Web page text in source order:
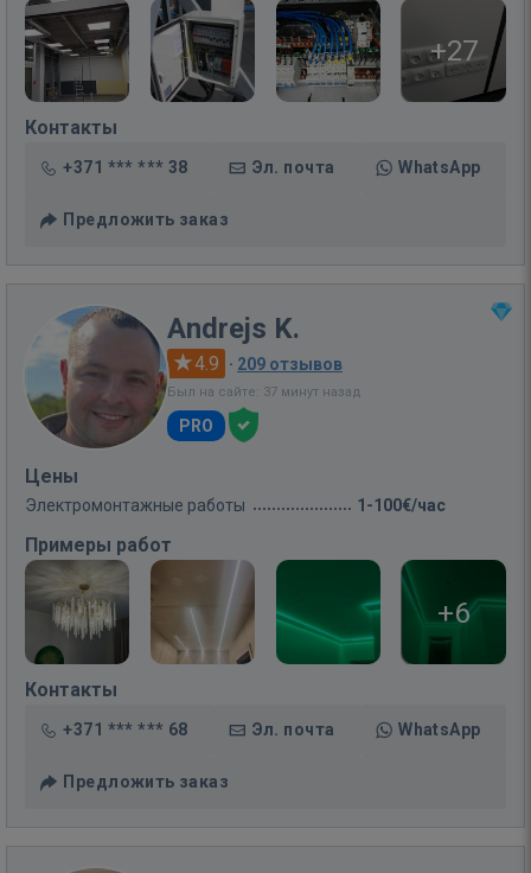
+27
Контакты
+371 *** *** 38 Эл. почта WhatsApp
Предложить заказ
Andrejs K.
4.9 · 209 отзывов
Был на сайте: 37 минут назад
PRO
Цены
Электромонтажные работы 1-100€/час
Примеры работ
+6
Контакты
+371 *** *** 68 Эл. почта WhatsApp
Предложить заказ